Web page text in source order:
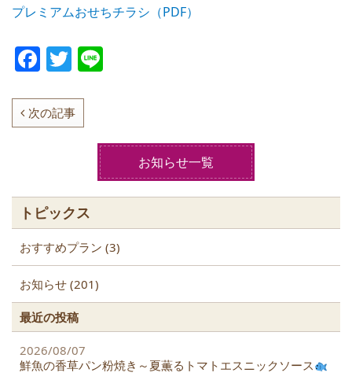
プレミアムおせちチラシ（PDF）
F
c
e
o
k
T
itt
er
次の記事
お知らせ一覧
トピックス
おすすめプラン (3)
お知らせ (201)
最近の投稿
2026/08/07
鮮魚の香草パン粉焼き～夏薫るトマトエスニックソース